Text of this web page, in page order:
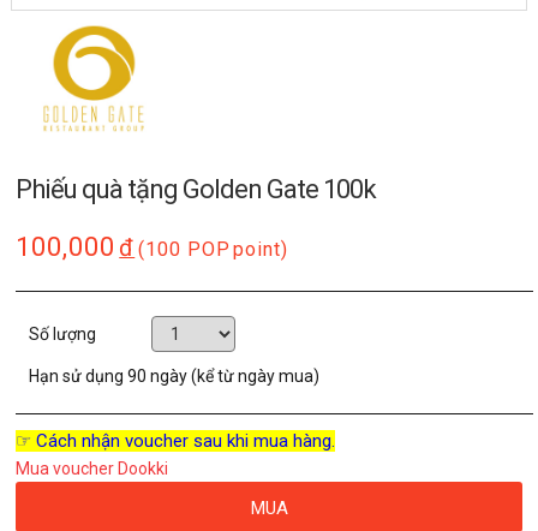
Phiếu quà tặng Golden Gate 100k
100,000 đ (100 POP point)
Số lượng
Hạn sử dụng90 ngày (kể từ ngày mua)
☞ Cách nhận voucher sau khi mua hàng.
Mua voucher Dookki
MUA